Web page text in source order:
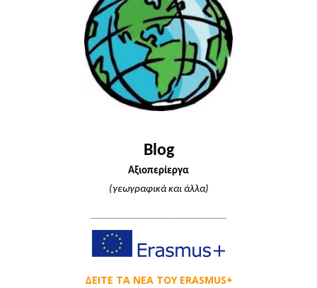
Blog
Αξιοπερίεργα
(γεωγραφικά και άλλα)
ΔΕΙΤΕ ΤΑ ΝΕΑ ΤΟΥ ERASMUS+